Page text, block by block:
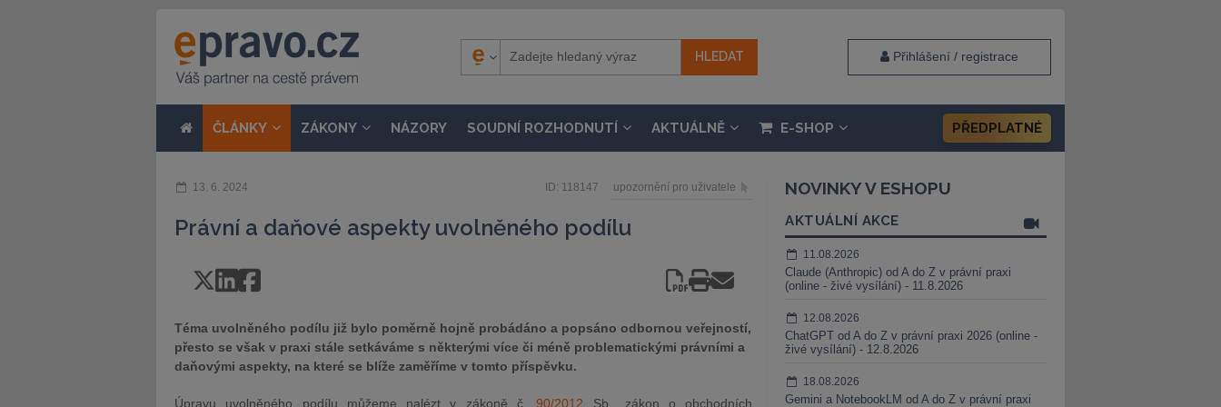
Přihlášení / registrace
ČLÁNKY ZÁKONY NÁZORY SOUDNÍ ROZHODNUTÍ AKTUÁLNĚ E-SHOP PŘEDPLATNÉ
13. 6. 2024 ID: 118147 upozornění pro uživatele
Právní a daňové aspekty uvolněného podílu
Téma uvolněného podílu již bylo poměrně hojně probádáno a popsáno odbornou veřejností,
přesto se však v praxi stále setkáváme s některými více či méně problematickými právními a
daňovými aspekty, na které se blíže zaměříme v tomto příspěvku.
Úpravu uvolněného podílu můžeme nalézt v zákoně č.90/2012 Sb., zákon o obchodních
NOVINKY V ESHOPU
AKTUÁLNÍ AKCE
11.08.2026
Claude (Anthropic) od A do Z v právní praxi
(online - živé vysílání) - 11.8.2026
12.08.2026
ChatGPT od A do Z v právní praxi 2026 (online -
živé vysílání) - 12.8.2026
18.08.2026
Gemini a NotebookLM od A do Z v právní praxi